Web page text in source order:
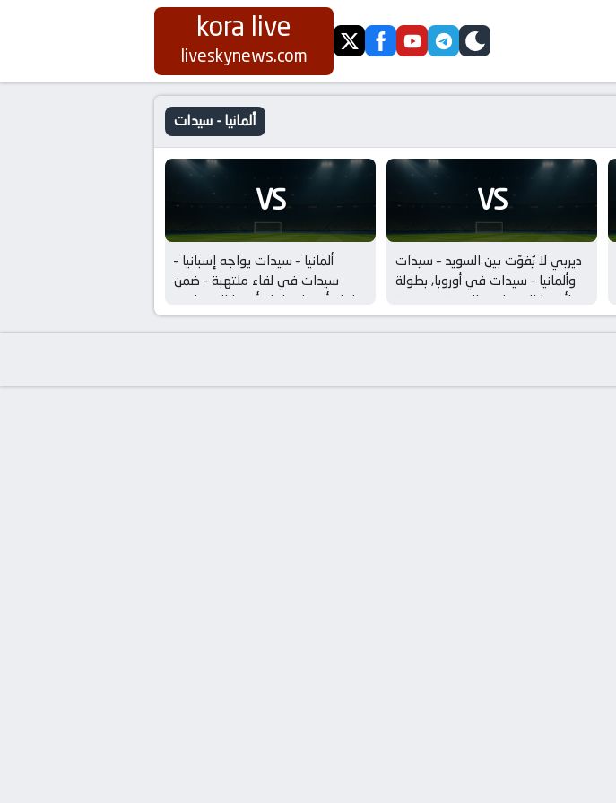
kora live
liveskynews.com twitterfacebookyoutubetelegram
skin
ألمانيا - سيدات
VS
ألمانيا – سيدات يواجه إسبانيا –
سيدات في لقاء ملتهبة – ضمن
بطولة أوروبا, بطولة أوروبا للسيدات –
نصف النهائي الرسمية
VS
ديربي لا يُفوّت بين السويد – سيدات
وألمانيا – سيدات في أوروبا, بطولة
أوروبا للسيدات – المتعة مضمونة!